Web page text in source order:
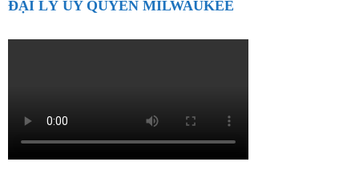
ĐẠI LÝ ỦY QUYỀN MILWAUKEE